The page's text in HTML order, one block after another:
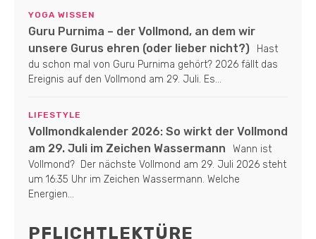
YOGA WISSEN
Guru Purnima – der Vollmond, an dem wir
unsere Gurus ehren (oder lieber nicht?)
Hast
du schon mal von Guru Purnima gehört? 2026 fällt das
Ereignis auf den Vollmond am 29. Juli. Es...
LIFESTYLE
Vollmondkalender 2026: So wirkt der Vollmond
am 29. Juli im Zeichen Wassermann
Wann ist
Vollmond? Der nächste Vollmond am 29. Juli 2026 steht
um 16:35 Uhr im Zeichen Wassermann. Welche
Energien...
PFLICHTLEKTÜRE